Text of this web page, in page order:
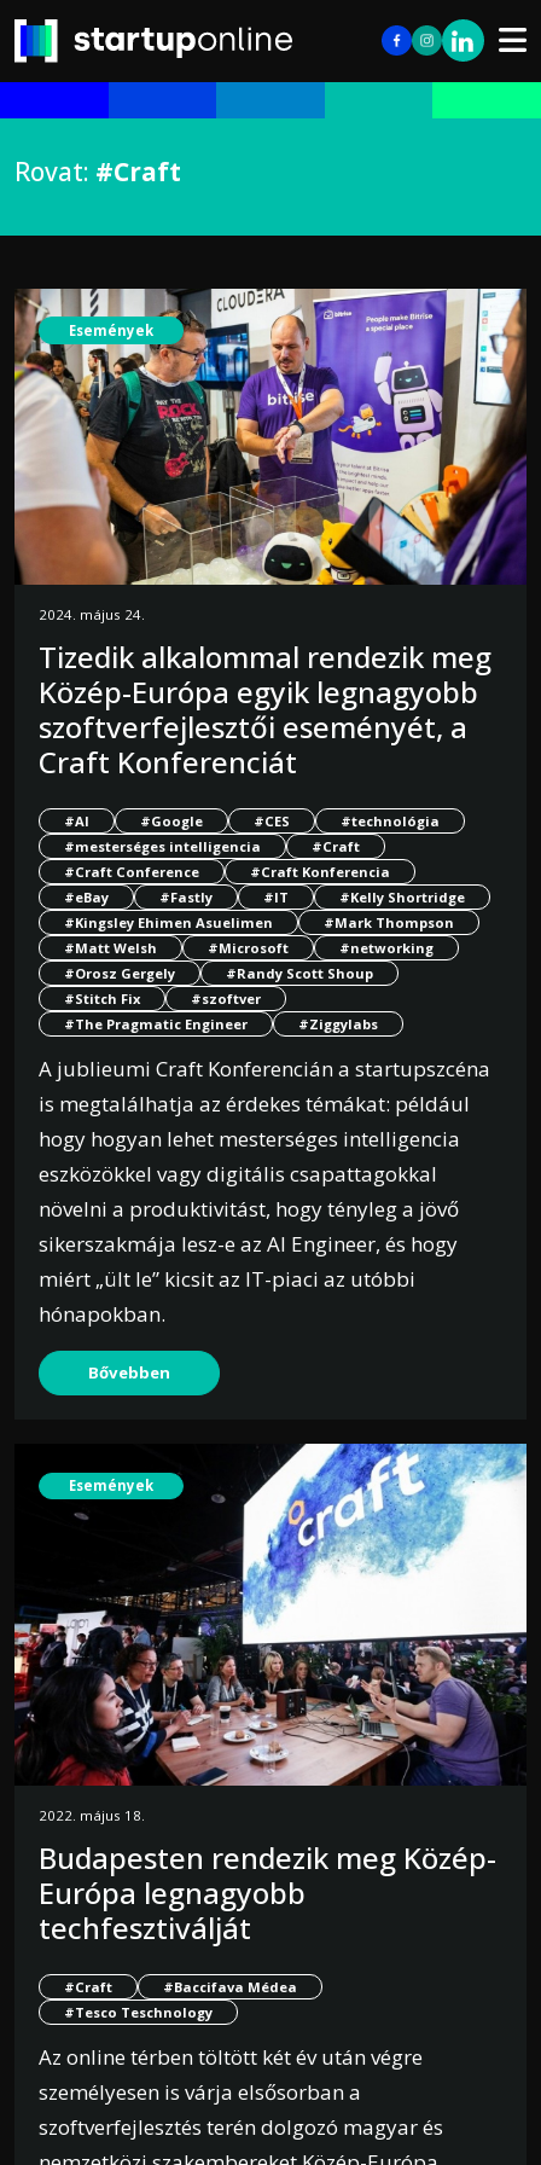
Rovat: #Craft
Események
2024. május 24.
Tizedik alkalommal rendezik meg
Közép-Európa egyik legnagyobb
szoftverfejlesztői eseményét, a
Craft Konferenciát
#AI #Google #CES
#technológia
#mesterséges intelligencia
#Craft
#Craft Conference
#Craft Konferencia
#eBay
#Fastly #IT
#Kelly Shortridge
#Kingsley Ehimen Asuelimen
#Mark Thompson
#Matt Welsh
#Microsoft
#networking
#Orosz Gergely
#Randy Scott Shoup
#Stitch Fix
#szoftver
#The Pragmatic Engineer
#Ziggylabs
A jublieumi Craft Konferencián a startupszcéna
is megtalálhatja az érdekes témákat: például
hogy hogyan lehet mesterséges intelligencia
eszközökkel vagy digitális csapattagokkal
növelni a produktivitást, hogy tényleg a jövő
sikerszakmája lesz-e az AI Engineer, és hogy
miért „ült le” kicsit az IT-piaci az utóbbi
hónapokban.
Bővebben
Események
2022. május 18.
Budapesten rendezik meg Közép-
Európa legnagyobb
techfesztiválját
#Craft
#Baccifava Médea
#Tesco Teschnology
Az online térben töltött két év után végre
személyesen is várja elsősorban a
szoftverfejlesztés terén dolgozó magyar és